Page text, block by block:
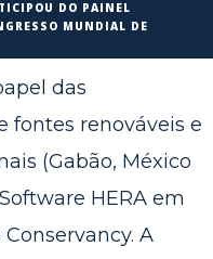
DO PAINEL
MUNDIAL DE
das
fontes renováveis e
(Gabão, México
HERA em
A